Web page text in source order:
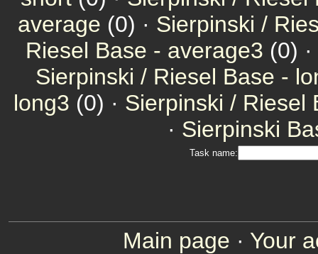
average (0) · Sierpinski /
Riesel Base - average3 (0) ·
Sierpinski / Riesel Base -
long3 (0) · Sierpinski / Riesel
· Sierpinski
Task name:
Main page · Your